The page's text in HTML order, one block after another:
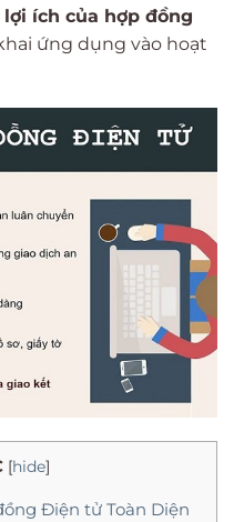
lợi ích của hợp đồng
ứng dụng vào hoạt
[hide]
Điện tử Toàn Diện